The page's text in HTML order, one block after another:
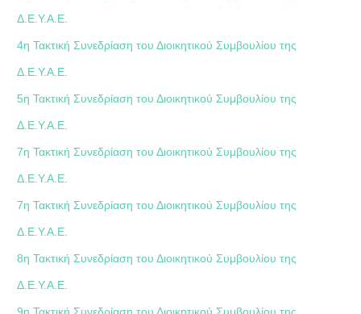
Δ.Ε.Υ.Α.Ε.
4η Τακτική Συνεδρίαση του Διοικητικού Συμβουλίου της
Δ.Ε.Υ.Α.Ε.
5η Τακτική Συνεδρίαση του Διοικητικού Συμβουλίου της
Δ.Ε.Υ.Α.Ε.
7η Τακτική Συνεδρίαση του Διοικητικού Συμβουλίου της
Δ.Ε.Υ.Α.Ε.
7η Τακτική Συνεδρίαση του Διοικητικού Συμβουλίου της
Δ.Ε.Υ.Α.Ε.
8η Τακτική Συνεδρίαση του Διοικητικού Συμβουλίου της
Δ.Ε.Υ.Α.Ε.